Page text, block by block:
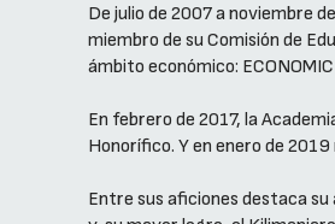
De julio de 2007 a noviembre
miembro de su Comisión de
ámbito económico:
En febrero de 2017, la
Honorífico. Y en enero de
Entre sus aficiones destaca